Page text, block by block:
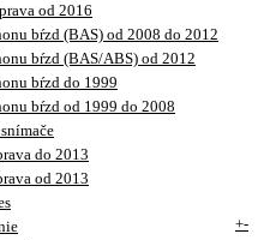
od 2016
bŕzd (BAS) od 2008 do 2012
bŕzd (BAS/ABS) od 2012
bŕzd do 1999
bŕzd od 1999 do 2008
do 2013
od 2013
+-